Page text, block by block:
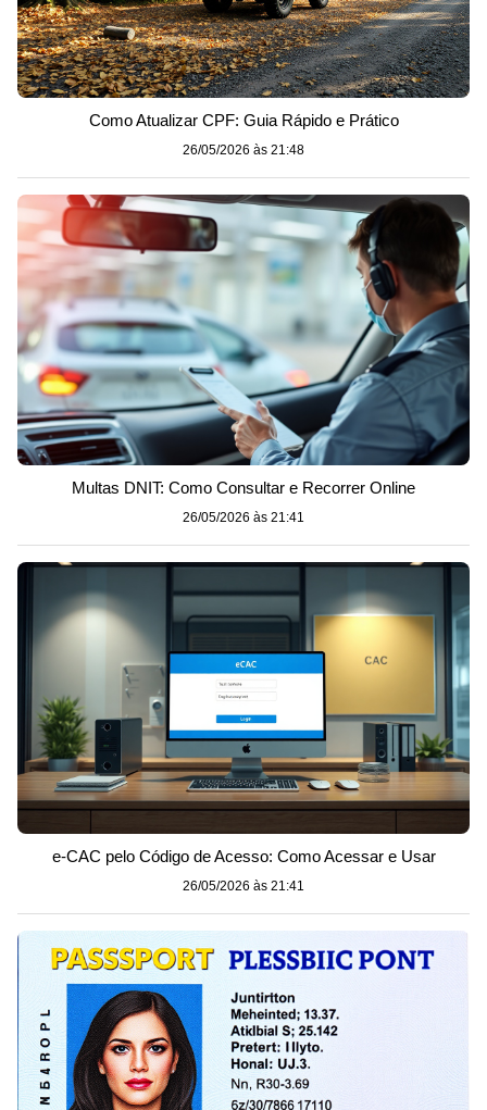
Como Atualizar CPF: Guia Rápido e Prático
26/05/2026 às 21:48
Multas DNIT: Como Consultar e Recorrer Online
26/05/2026 às 21:41
e-CAC pelo Código de Acesso: Como Acessar e Usar
26/05/2026 às 21:41